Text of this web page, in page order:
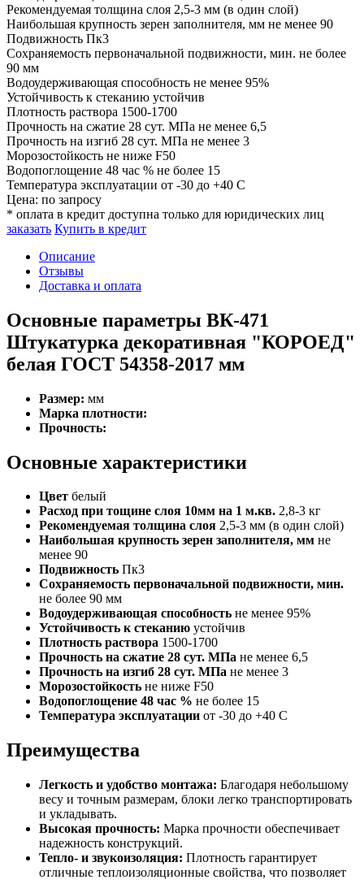
Рекомендуемая толщина слоя 2,5-3 мм (в один слой)
Наибольшая крупность зерен заполнителя, мм не менее 90
Подвижность Пк3
Сохраняемость первоначальной подвижности, мин. не более
90 мм
Водоудерживающая способность не менее 95%
Устойчивость к стеканию устойчив
Плотность раствора 1500-1700
Прочность на сжатие 28 сут. МПа не менее 6,5
Прочность на изгиб 28 сут. МПа не менее 3
Морозостойкость не ниже F50
Водопоглощение 48 час % не более 15
Температура эксплуатации от -30 до +40 C
Цена: по запросу
* оплата в кредит доступна только для юридических лиц
заказать Купить в кредит
Описание
Отзывы
Доставка и оплата
Основные параметры ВК-471
Штукатурка декоративная "КОРОЕД"
белая ГОСТ 54358-2017 мм
Размер: мм
Марка плотности:
Прочность:
Основные характеристики
Цвет белый
Расход при тощине слоя 10мм на 1 м.кв. 2,8-3 кг
Рекомендуемая толщина слоя 2,5-3 мм (в один слой)
Наибольшая крупность зерен заполнителя, мм не
менее 90
Подвижность Пк3
Сохраняемость первоначальной подвижности, мин.
не более 90 мм
Водоудерживающая способность не менее 95%
Устойчивость к стеканию устойчив
Плотность раствора 1500-1700
Прочность на сжатие 28 сут. МПа не менее 6,5
Прочность на изгиб 28 сут. МПа не менее 3
Морозостойкость не ниже F50
Водопоглощение 48 час % не более 15
Температура эксплуатации от -30 до +40 C
Преимущества
Легкость и удобство монтажа: Благодаря небольшому
весу и точным размерам, блоки легко транспортировать
и укладывать.
Высокая прочность: Марка прочности обеспечивает
надежность конструкций.
Тепло- и звукоизоляция: Плотность гарантирует
отличные теплоизоляционные свойства, что позволяет